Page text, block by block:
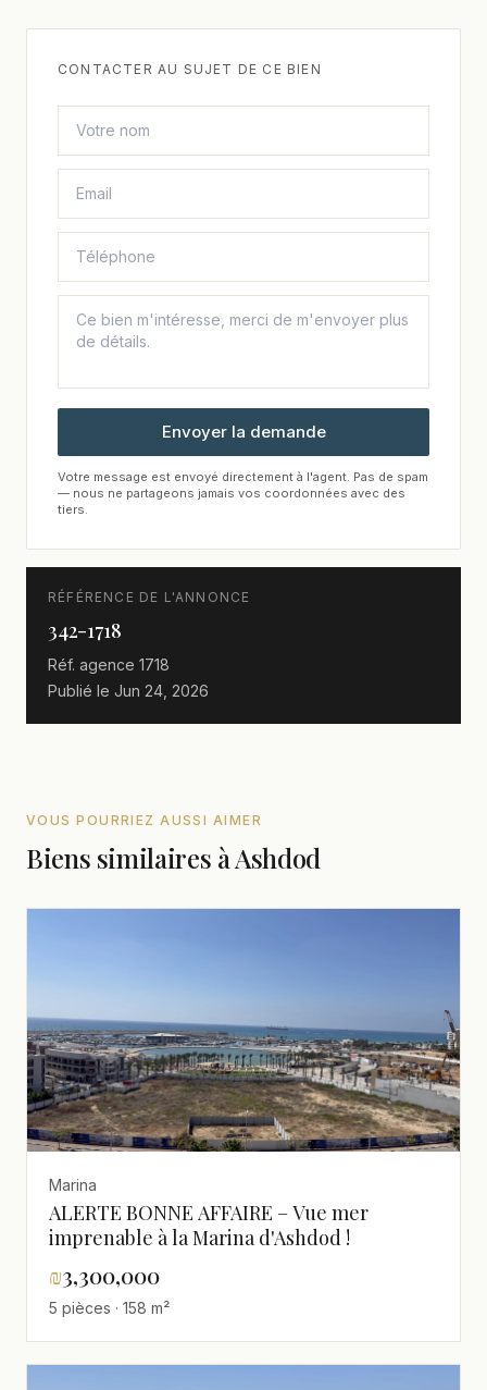
CONTACTER AU SUJET DE CE BIEN
Envoyer la demande
Votre message est envoyé directement à l'agent. Pas de spam
— nous ne partageons jamais vos coordonnées avec des
tiers.
RÉFÉRENCE DE L'ANNONCE
342-1718
Réf. agence 1718
Publié le Jun 24, 2026
VOUS POURRIEZ AUSSI AIMER
Biens similaires à Ashdod
Marina
ALERTE BONNE AFFAIRE – Vue mer
imprenable à la Marina d'Ashdod !
₪3,300,000
5 pièces · 158 m²